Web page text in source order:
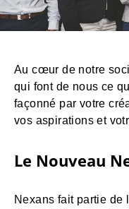
Au cœur de notre
qui font de nous ce
façonné par votre
vos aspirations et
Le Nouveau
Nexans fait partie de